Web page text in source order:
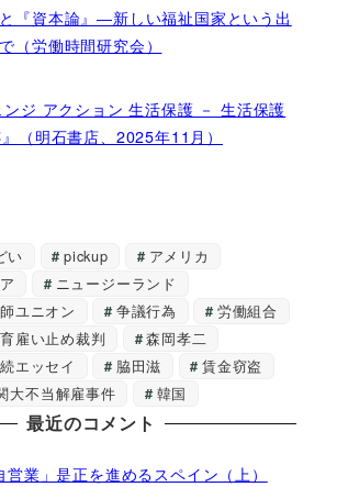
と『資本論』―新しい福祉国家という出
（労働時間研究会）
ジ アクション 生活保護 － 生活保護
（明石書店、2025年11月）
い pickup
アメリカ
ニュージーランド
ユニオン
争議行為
労働組合
雇い止め裁判
森岡孝二
エッセイ
脇田滋
賃金窃盗
大不当解雇事件 韓国
最近のコメント
業」是正を進めるスペイン（上）